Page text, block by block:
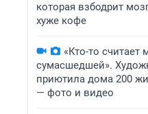
которая взбодрит
хуже кофе
«Кто-то считает
сумасшедшей».
приютила дома 200
— фото и видео